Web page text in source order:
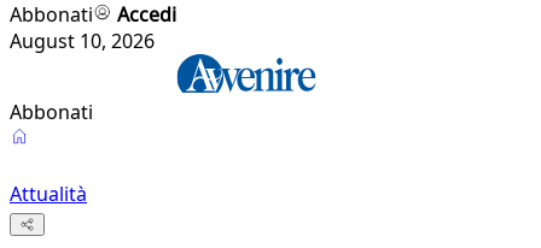
Abbonati
Accedi
August 10, 2026
Abbonati
Attualità